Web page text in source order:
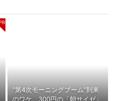
“第4次モーニングブーム”到来
のワケ 300円の「朝サイゼ」